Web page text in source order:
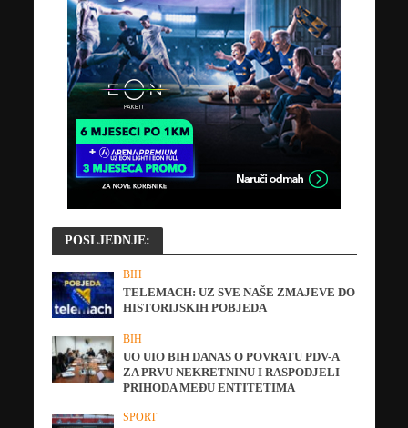
POSLJEDNJE:
BIH
TELEMACH: UZ SVE NAŠE ZMAJEVE DO
HISTORIJSKIH POBJEDA
BIH
UO UIO BIH DANAS O POVRATU PDV-A
ZA PRVU NEKRETNINU I RASPODJELI
PRIHODA MEĐU ENTITETIMA
SPORT